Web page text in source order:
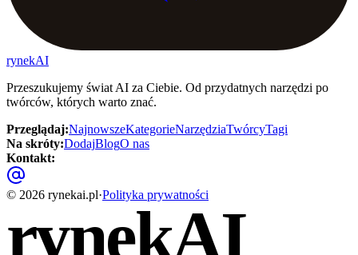
rynekAI
Przeszukujemy świat AI za Ciebie. Od przydatnych narzędzi po
twórców, których warto znać.
Przeglądaj:NajnowszeKategorieNarzędziaTwórcyTagi
Na skróty:DodajBlogO nas
Kontakt:
© 2026 rynekai.pl·Polityka prywatności
rynekAI